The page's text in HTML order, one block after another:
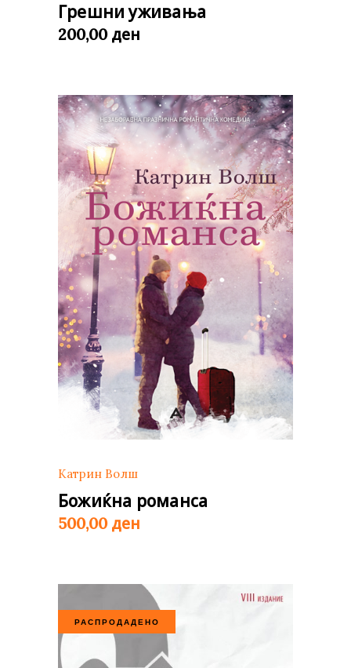
Грешни уживања
200,00 ден
Катрин Волш
Божиќна романса
500,00 ден
РАСПРОДАДЕНО